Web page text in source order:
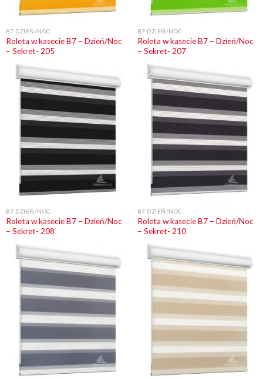
B7 DZIEŃ/NOC
Roleta w kasecie B7 – Dzień/Noc
– Sekret- 205
B7 DZIEŃ/NOC
Roleta w kasecie B7 – Dzień/Noc
– Sekret- 207
B7 DZIEŃ/NOC
Roleta w kasecie B7 – Dzień/Noc
– Sekret- 208
B7 DZIEŃ/NOC
Roleta w kasecie B7 – Dzień/Noc
– Sekret- 210